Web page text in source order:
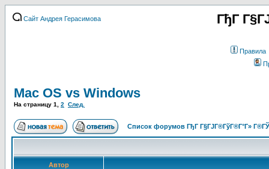
Сайт Андрея Герасимова ГђГ
Правила
Mac OS vs Windows
На страницу 1 2 След.
Список форумов ГђГ Г§ГЈГ®ГўГ®Г°Г»
Автор